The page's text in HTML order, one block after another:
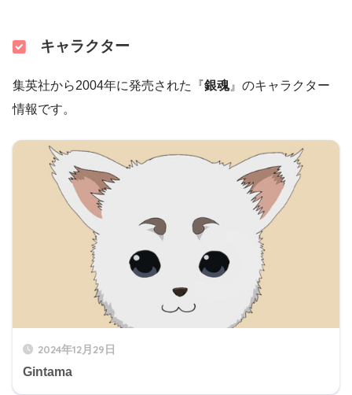
キャラクター
集英社から2004年に発売された『銀魂』のキャラクター
情報です。
2024年12月29日
Gintama